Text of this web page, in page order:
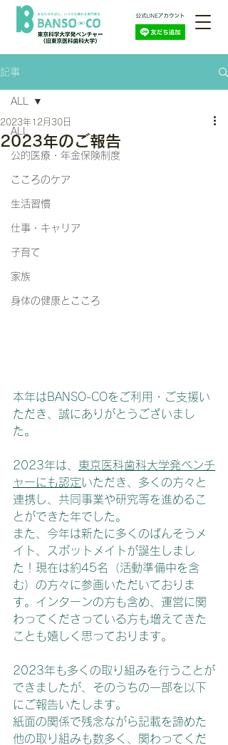
記事
ALL
公的医療・年金保険制度
こころのケア
生活習慣
仕事・キャリア
子育て
家族
身体の健康とこころ
ALL
2023年のご報告
2023年12月30日
本年はBANSO-COをご利用・ご支援い
ただき、誠にありがとうございまし
た。
2023年は、 東京医科歯科大学発ベンチ
ャーにも認定いただき、多くの方々と
連携し、共同事業や研究等を進めるこ
とができた年でした。
また、今年は新たに多くのばんそうメ
イト、スポットメイトが誕生しまし
た！現在は約45名（活動準備中を含
む）の方々に参画いただいておりま
す。インターンの方も含め、運営に関
わってくださっている方も増えてきた
ことも嬉しく思っております。
2023年も多くの取り組みを行うことが
できましたが、そのうちの一部を以下
にご報告いたします。
紙面の関係で残念ながら記載を諦めた
他の取り組みも数多く、関わってくだ